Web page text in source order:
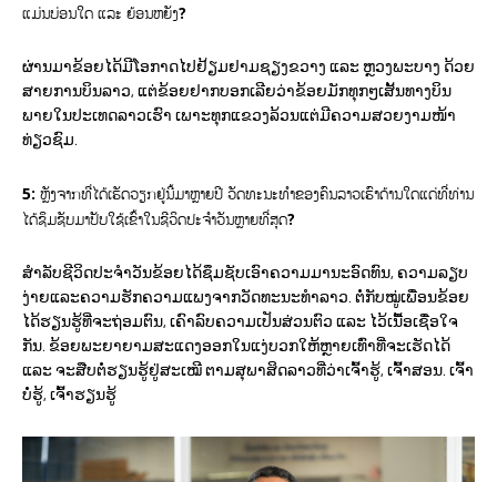
ແມ່ນບ່ອນໃດ ແລະ ຍ້ອນຫຍັງ?
ຜ່ານມາຂ້ອຍໄດ້ມີໂອກາດໄປຢ້ຽມຢາມຊຽງຂວາງ ແລະ ຫຼວງພະບາງ ດ້ວຍ
ສາຍການບິນລາວ, ແຕ່ຂ້ອຍຢາກບອກເລີຍວ່າຂ້ອຍມັກທຸກໆເສັ້ນທາງບິນ
ພາຍໃນປະເທດລາວເຮົາ ເພາະທຸກແຂວງລ້ວນແຕ່ມີຄວາມສວຍງາມໜ້າ
ທ່ຽວຊົມ.
5: ຫຼັງຈາກທີ່ໄດ້ເຮັດວຽກຢູ່ນີ້ມາຫຼາຍປີ ວັດທະນະທໍາຂອງຄົນລາວເຮົາດ້ານໃດແດ່ທີ່ທ່ານ
ໄດ້ຊຶມຊັບມາປັບໃຊ້ເຂົ້າໃນຊີວິດປະຈໍາວັນຫຼາຍທີ່ສຸດ?
ສໍາລັບຊີວິດປະຈຳວັນຂ້ອຍໄດ້ຊຶມຊັບເອົາຄວາມມານະອົດທົນ, ຄວາມລຽບ
ງ່າຍແລະຄວາມຮັກຄວາມແພງຈາກວັດທະນະທໍາລາວ. ຕໍ່ກັບໝູ່ເພື່ອນຂ້ອຍ
ໄດ້ຮຽນຮູ້ທີ່ຈະຖ່ອມຕົນ, ເຄົາລົບຄວາມເປັນສ່ວນຕົວ ແລະ ໄວ້ເນື້ອເຊື່ອໃຈ
ກັນ. ຂ້ອຍພະຍາຍາມສະແດງອອກໃນແງ່ບວກໃຫ້ຫຼາຍເທົ່າທີ່ຈະເຮັດໄດ້
ແລະ ຈະສືບຕໍ່ຮຽນຮູ້ຢູ່ສະເໝີ ຕາມສຸພາສິດລາວທີ່ວ່າເຈົ້າຮູ້, ເຈົ້າສອນ. ເຈົ້າ
ບໍ່ຮູ້, ເຈົ້າຮຽນຮູ້